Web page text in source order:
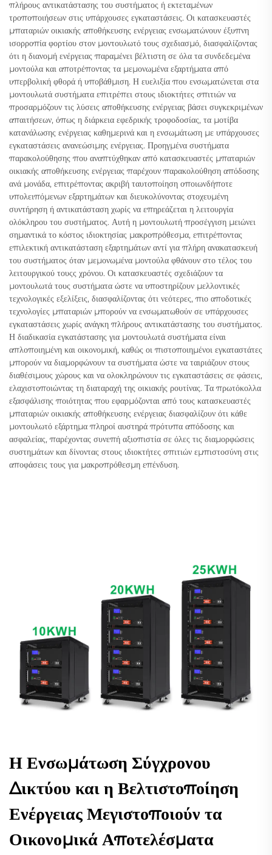
πλήρους αντικατάστασης του συστήματος ή εκτεταμένων
τροποποιήσεων στις υπάρχουσες εγκαταστάσεις. Οι κατασκευαστές
μπαταριών οικιακής αποθήκευσης ενέργειας ενσωματώνουν έξυπνη
ισορροπία φορτίου στον μοντουλωτό τους σχεδιασμό, διασφαλίζοντας
ότι η διανομή ενέργειας παραμένει βέλτιστη σε όλα τα συνδεδεμένα
μοντούλα και αποτρέποντας τα μεμονωμένα εξαρτήματα από
υπερβολική φθορά ή υποβάθμιση. Η ευελιξία που ενσωματώνεται στα
μοντουλωτά συστήματα επιτρέπει στους ιδιοκτήτες σπιτιών να
προσαρμόζουν τις λύσεις αποθήκευσης ενέργειας βάσει συγκεκριμένων
απαιτήσεων, όπως η διάρκεια εφεδρικής τροφοδοσίας, τα μοτίβα
κατανάλωσης ενέργειας καθημερινά και η ενσωμάτωση με υπάρχουσες
εγκαταστάσεις ανανεώσιμης ενέργειας. Προηγμένα συστήματα
παρακολούθησης που αναπτύχθηκαν από κατασκευαστές μπαταριών
οικιακής αποθήκευσης ενέργειας παρέχουν παρακολούθηση απόδοσης
ανά μονάδα, επιτρέποντας ακριβή ταυτοποίηση οποιωνδήποτε
υπολειπόμενων εξαρτημάτων και διευκολύνοντας στοχευμένη
συντήρηση ή αντικατάσταση χωρίς να επηρεάζεται η λειτουργία
ολόκληρου του συστήματος. Αυτή η μοντουλωτή προσέγγιση μειώνει
σημαντικά το κόστος ιδιοκτησίας μακροπρόθεσμα, επιτρέποντας
επιλεκτική αντικατάσταση εξαρτημάτων αντί για πλήρη ανακατασκευή
του συστήματος όταν μεμονωμένα μοντούλα φθάνουν στο τέλος του
λειτουργικού τουςς χρόνου. Οι κατασκευαστές σχεδιάζουν τα
μοντουλωτά τους συστήματα ώστε να υποστηρίζουν μελλοντικές
τεχνολογικές εξελίξεις, διασφαλίζοντας ότι νεότερες, πιο αποδοτικές
τεχνολογίες μπαταριών μπορούν να ενσωματωθούν σε υπάρχουσες
εγκαταστάσεις χωρίς ανάγκη πλήρους αντικατάστασης του συστήματος.
Η διαδικασία εγκατάστασης για μοντουλωτά συστήματα είναι
απλοποιημένη και οικονομική, καθώς οι πιστοποιημένοι εγκαταστάτες
μπορούν να διαμορφώνουν τα συστήματα ώστε να ταιριάζουν στους
διαθέσιμους χώρους και να ολοκληρώνουν τις εγκαταστάσεις σε φάσεις,
ελαχιστοποιώντας τη διαταραχή της οικιακής ρουτίνας. Τα πρωτόκολλα
εξασφάλισης ποιότητας που εφαρμόζονται από τους κατασκευαστές
μπαταριών οικιακής αποθήκευσης ενέργειας διασφαλίζουν ότι κάθε
μοντουλωτό εξάρτημα πληροί αυστηρά πρότυπα απόδοσης και
ασφαλείας, παρέχοντας συνεπή αξιοπιστία σε όλες τις διαμορφώσεις
συστημάτων και δίνοντας στους ιδιοκτήτες σπιτιών εμπιστοσύνη στις
αποφάσεις τους για μακροπρόθεσμη επένδυση.
Η Ενσωμάτωση Σύγχρονου
Δικτύου και η Βελτιστοποίηση
Ενέργειας Μεγιστοποιούν τα
Οικονομικά Αποτελέσματα